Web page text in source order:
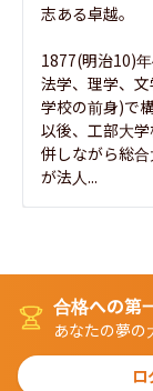
志ある卓越。
1877(明治10)
法学、理学、
学校の前身)で
以後、工部大
併しながら総
が法人...
合格への第
あなたの夢の